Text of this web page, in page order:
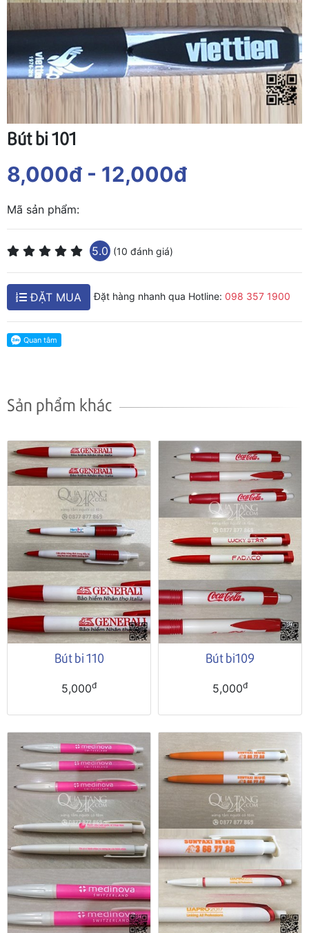
Bút bi 101
8,000đ - 12,000đ
Mã sản phẩm:
5.0 (10 đánh giá)
ĐẶT MUA Đặt hàng nhanh qua Hotline: 098 357 1900
Sản phẩm khác
Bút bi 110
5,000đ
Bút bi109
5,000đ